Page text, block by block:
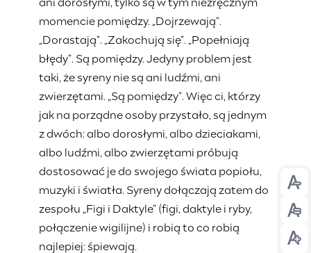
ani dorosłymi, tylko są w tym niezręcznym
momencie pomiędzy. „Dojrzewają”.
„Dorastają”. „Zakochują się”. „Popełniają
błędy”. Są pomiędzy. Jedyny problem jest
taki, że syreny nie są ani ludźmi, ani
zwierzętami. „Są pomiędzy”. Więc ci, którzy
jak na porządne osoby przystało, są jednym
z dwóch: albo dorosłymi, albo dzieciakami,
albo ludźmi, albo zwierzętami próbują
dostosować je do swojego świata popiołu,
muzyki i światła. Syreny dołączają zatem do
zespołu „Figi i Daktyle” (figi, daktyle i ryby,
połączenie wigilijne) i robią to co robią
najlepiej: śpiewają.